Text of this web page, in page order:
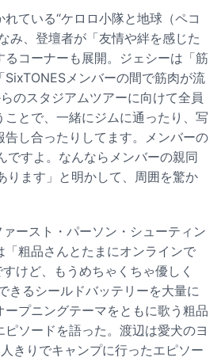
ている“ケロロ小隊と地球（ペコ
み、登壇者が「友情や絆を感じた
るコーナーも展開。ジェシーは「筋
SixTONESメンバーの間で筋肉が流
のスタジアムツアーに向けて全員
ことで、一緒にジムに通ったり、写
告し合ったりしてます。メンバーの
ですよ。なんならメンバーの親同
ります」と明かして、周囲を驚か
ァースト・パーソン・シューティン
「粗品さんとたまにオンラインで
けど、もうめちゃくちゃ優しく
きるシールドバッテリーを大量に
ープニングテーマをともに歌う粗品
ピソードを語った。渡辺は愛犬のヨ
きりでキャンプに行ったエピソー